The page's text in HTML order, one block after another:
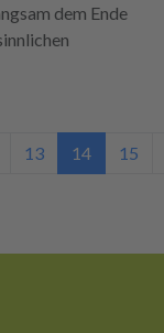
dem Ende
13 14 15